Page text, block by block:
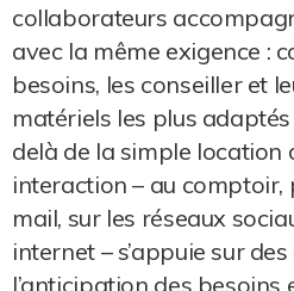
collaborateurs
avec la même exigence :
besoins, les conseiller et
matériels les plus
delà de la simple location
interaction – au
mail, sur les réseaux
internet – s’appuie sur
l’anticipation des besoins